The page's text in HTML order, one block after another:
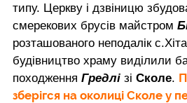
типу. Церкву і дзвіницю
смерекових брусів майстром
розташованого неподалік
будівництво храму виділили
походження Гредлі зі Сколе.
зберігся на околиці Сколе у